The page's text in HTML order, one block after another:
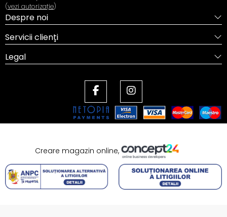
(vezi autorizație)
Despre noi
Servicii clienți
Legal
Creare magazin online,